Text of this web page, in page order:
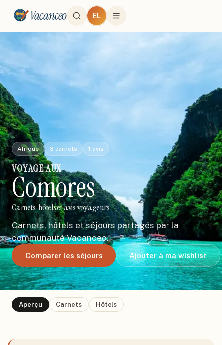
Vacanceo EL
Afrique 3 carnets 1 avis
VOYAGEAUX
Comores
Carnets, hôtels et avis voyageurs
Carnets, hôtels et séjours partagés par la
communauté Vacanceo.
Comparer les séjours Ajouter à ma wishlist
Aperçu Carnets Hôtels